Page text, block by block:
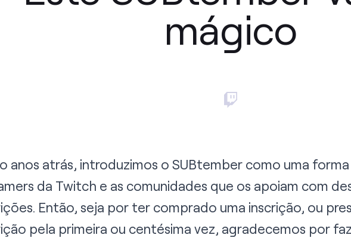
mágico
anos atrás, introduzimos o SUBtember como uma
da Twitch e as comunidades que os apoiam com
Então, seja por ter comprado uma inscrição, ou
pela primeira ou centésima vez, agradecemos por